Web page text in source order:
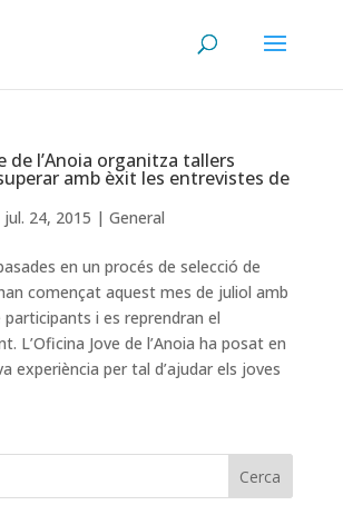
de l’Anoia organitza tallers
amb èxit les entrevistes de
jul. 24, 2015 | General
en un procés de selecció de
començat aquest mes de juliol amb
i es reprendran el
L’Oficina Jove de l’Anoia ha posat en
experiència per tal d’ajudar els joves
Cerca